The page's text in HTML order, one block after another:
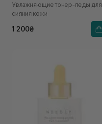
Увлажняющие тонер-педы для
сияния кожи
1 200₴